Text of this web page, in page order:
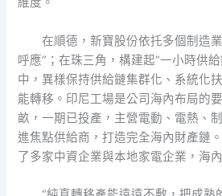
在順德，新寶股份依托多個制造
呼應”；在珠三角，構建起“一小時供
中，異樣保持供給鏈集群化、系統化
能轉移。印尼工場是公司海內布局的
畝，一期已投產，主營電動、電熱、
進焦點供給商，打造完全海內財產鏈
了多家中資企業與本地家電企業，海